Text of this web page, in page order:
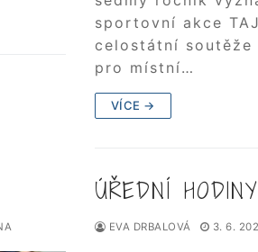
sportovní akce
celostátní soutěže
pro místní…
VÍCE →
ÚŘEDNÍ
EVA DRBALOVÁ 3. 6.